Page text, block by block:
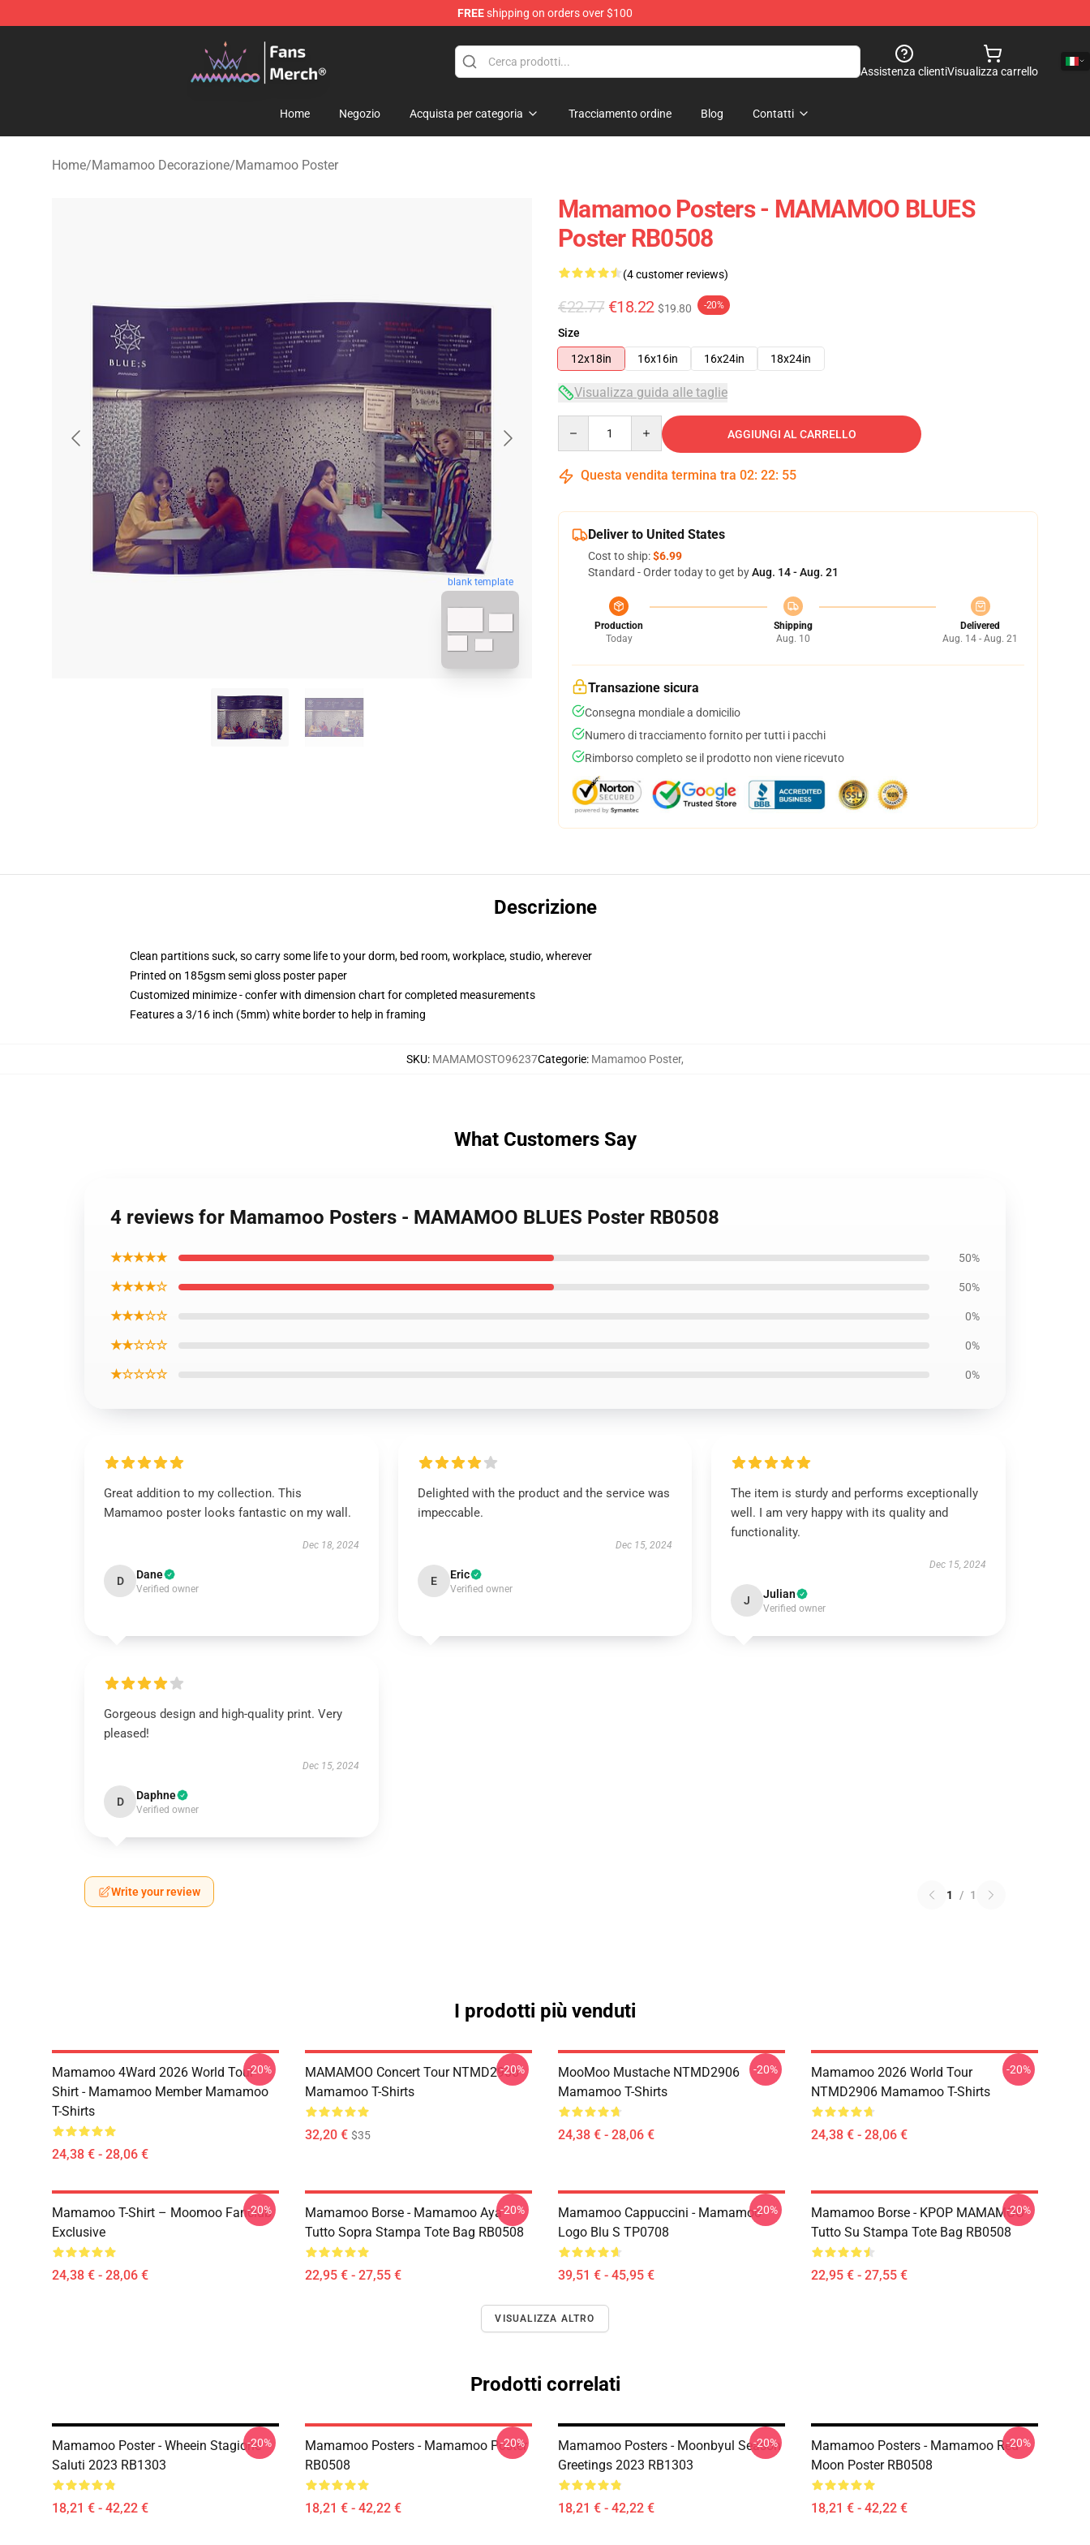
FREEshipping on orders over $100
Mamamoo Store - Official Mamamoo Merchandise Shop
Assistenza clientiVisualizza carrello
Home Negozio Acquista per categoria Tracciamento ordine Blog Contatti
Home/Mamamoo Decorazione/Mamamoo Poster
blank template
Mamamoo Posters - MAMAMOO BLUES
Poster RB0508
(4 customer reviews)
€22.77 €18.22 $19.80 -20%
Size
12x18in
16x16in 16x24in 18x24in
Visualizza guida alle taglie
AGGIUNGI AL CARRELLO
Questa vendita termina tra 02: 22: 54
Deliver to United States
Cost to ship:$6.99
Standard - Order today to get byAug. 14 - Aug. 21
Production
Today
Shipping
Aug. 10
Delivered
Aug. 14 - Aug. 21
Transazione sicura
Consegna mondiale a domicilio
Numero di tracciamento fornito per tutti i pacchi
Rimborso completo se il prodotto non viene ricevuto
Descrizione
Clean partitions suck, so carry some life to your dorm, bed room, workplace, studio, wherever
Printed on 185gsm semi gloss poster paper
Customized minimize - confer with dimension chart for completed measurements
Features a 3/16 inch (5mm) white border to help in framing
SKU: MAMAMOSTO96237Categorie: Mamamoo Poster,
What Customers Say
4 reviews for Mamamoo Posters - MAMAMOO BLUES Poster RB0508
★★★★★ 50%
★★★★☆ 50%
★★★☆☆ 0%
★★☆☆☆ 0%
★☆☆☆☆ 0%
Great addition to my collection. This
Mamamoo poster looks fantastic on my wall.
Dec 18, 2024
D Dane
Verified owner
Delighted with the product and the service was
impeccable.
Dec 15, 2024
E Eric
Verified owner
The item is sturdy and performs exceptionally
well. I am very happy with its quality and
functionality.
Dec 15, 2024
J Julian
Verified owner
Gorgeous design and high-quality print. Very
pleased!
Dec 15, 2024
D Daphne
Verified owner
Write your review 1 / 1
I prodotti più venduti
Mamamoo 4Ward 2026 World Tour
Shirt - Mamamoo Member Mamamoo
T-Shirts
24,38 € - 28,06 €
-20%
MAMAMOO Concert Tour NTMD2906
Mamamoo T-Shirts
32,20 € $35
-20%
MooMoo Mustache NTMD2906
Mamamoo T-Shirts
24,38 € - 28,06 €
-20%
Mamamoo 2026 World Tour
NTMD2906 Mamamoo T-Shirts
24,38 € - 28,06 €
-20%
Mamamoo T-Shirt – Moomoo Fanclub
Exclusive
24,38 € - 28,06 €
-20%
Mamamoo Borse - Mamamoo Aya
Tutto Sopra Stampa Tote Bag RB0508
22,95 € - 27,55 €
-20%
Mamamoo Cappuccini - Mamamoo
Logo Blu S TP0708
39,51 € - 45,95 €
-20%
Mamamoo Borse - KPOP MAMAMOO
Tutto Su Stampa Tote Bag RB0508
22,95 € - 27,55 €
-20%
VISUALIZZA ALTRO
Prodotti correlati
Mamamoo Poster - Wheein Stagione
Saluti 2023 RB1303
18,21 € - 42,22 €
-20%
Mamamoo Posters - Mamamoo Poster
RB0508
18,21 € - 42,22 €
-20%
Mamamoo Posters - Moonbyul Season
Greetings 2023 RB1303
18,21 € - 42,22 €
-20%
Mamamoo Posters - Mamamoo Red
Moon Poster RB0508
18,21 € - 42,22 €
-20%